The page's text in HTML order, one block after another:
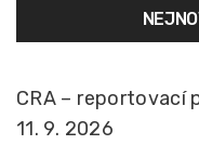
CRA –
11. 9. 2026